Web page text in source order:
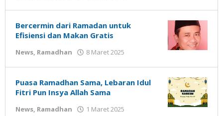
Susanto
Bercermin dari Ramadan untuk
Efisiensi dan Makan Gratis
News, Ramadhan 8 Maret 2025
Susanto
Puasa Ramadhan Sama, Lebaran Idul
Fitri Pun Insya Allah Sama
News, Ramadhan 1 Maret 2025